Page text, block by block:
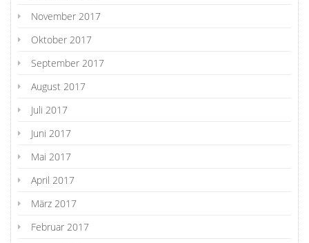
November 2017
Oktober 2017
September 2017
August 2017
Juli 2017
Juni 2017
Mai 2017
April 2017
März 2017
Februar 2017